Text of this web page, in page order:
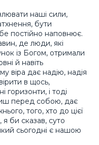
наші сили,
бути
постійно наповнює.
де люди, які
із Богом, отримали
й навіть
віра дає надію, надія
в щось,
горизонти, і тоді
перед собою, дає
того, хто до цієї
я би сказав, суто
сьогодні є нашою